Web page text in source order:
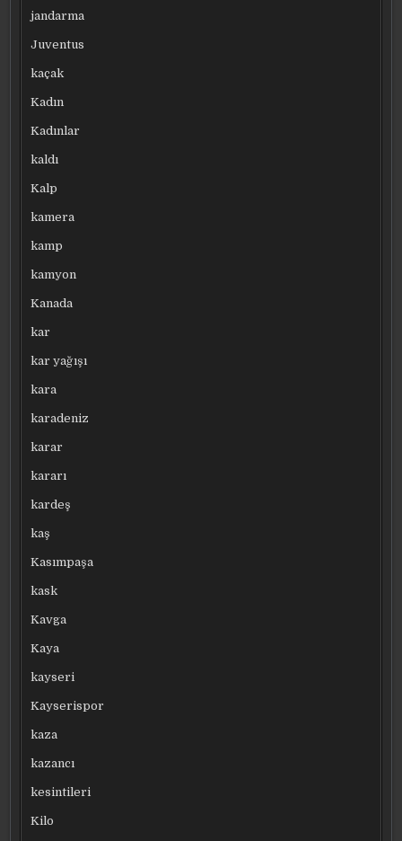
jandarma
Juventus
kaçak
Kadın
Kadınlar
kaldı
Kalp
kamera
kamp
kamyon
Kanada
kar
kar yağışı
kara
karadeniz
karar
kararı
kardeş
kaş
Kasımpaşa
kask
Kavga
Kaya
kayseri
Kayserispor
kaza
kazancı
kesintileri
Kilo